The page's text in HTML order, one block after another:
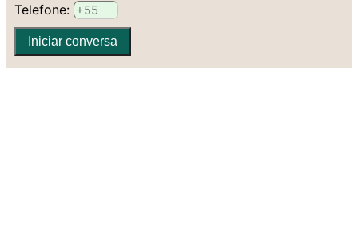
Telefone:
Iniciar conversa